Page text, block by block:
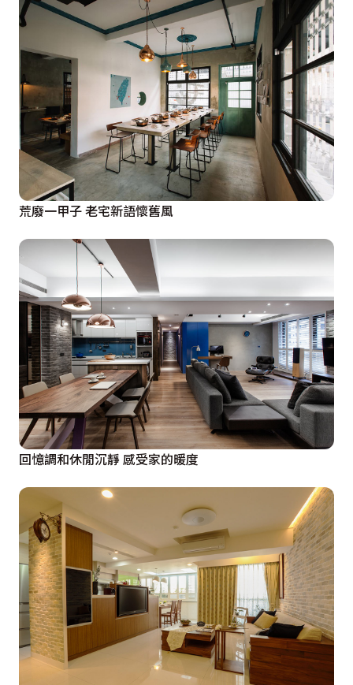
荒廢一甲子 老宅新語懷舊風
回憶調和休閒沉靜 感受家的暖度